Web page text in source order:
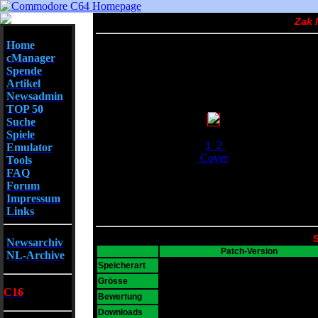
Home
cManager
Spende
Artikel
Newsadmin
TOP 50
Suche
Spiele
Emulator
Tools
FAQ
Forum
Impressum
Links
Newsarchiv
NL-Archive
C16
Zak
1 2
Cover
Patch-Version
Speicherart
Grösse
Bewertung
Downloads